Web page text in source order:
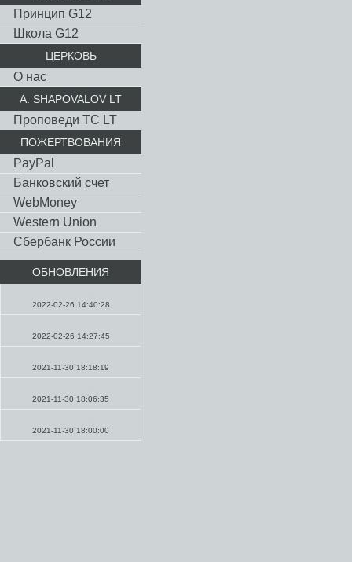
Принцип G12
Школа G12
ЦЕРКОВЬ
О нас
A. SHAPOVALOV LT
Проповеди TC LT
ПОЖЕРТВОВАНИЯ
PayPal
Банковский счет
WebMoney
Western Union
Сбербанк России
ОБНОВЛЕНИЯ
2022-02-26 14:40:28
2022-02-26 14:27:45
2021-11-30 18:18:19
2021-11-30 18:06:35
2021-11-30 18:00:00